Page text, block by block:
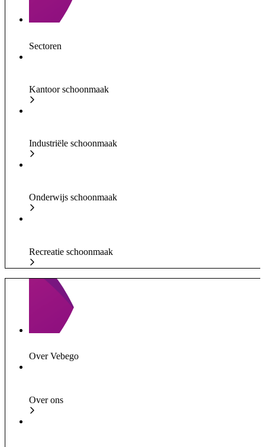
Sectoren
Kantoor schoonmaak
Industriële schoonmaak
Onderwijs schoonmaak
Recreatie schoonmaak
Over Vebego
Over ons